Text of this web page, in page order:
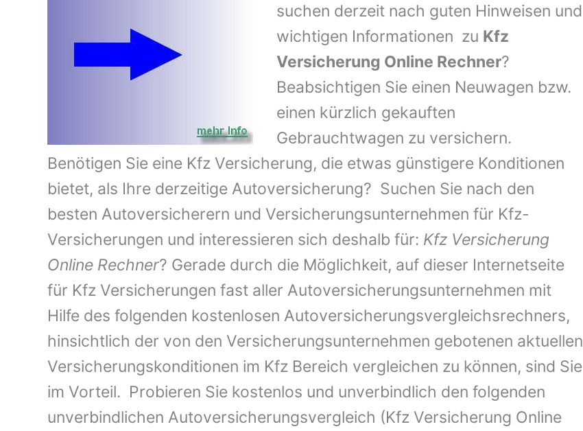
suchen derzeit nach guten Hinweisen und
wichtigen Informationen zu Kfz
Versicherung Online Rechner?
Beabsichtigen Sie einen Neuwagen bzw.
einen kürzlich gekauften
Gebrauchtwagen zu versichern.
Benötigen Sie eine Kfz Versicherung, die etwas günstigere Konditionen
bietet, als Ihre derzeitige Autoversicherung? Suchen Sie nach den
besten Autoversicherern und Versicherungsunternehmen für Kfz-
Versicherungen und interessieren sich deshalb für: Kfz Versicherung
Online Rechner? Gerade durch die Möglichkeit, auf dieser Internetseite
für Kfz Versicherungen fast aller Autoversicherungsunternehmen mit
Hilfe des folgenden kostenlosen Autoversicherungsvergleichsrechners,
hinsichtlich der von den Versicherungsunternehmen gebotenen aktuellen
Versicherungskonditionen im Kfz Bereich vergleichen zu können, sind Sie
im Vorteil. Probieren Sie kostenlos und unverbindlich den folgenden
unverbindlichen Autoversicherungsvergleich (Kfz Versicherung Online